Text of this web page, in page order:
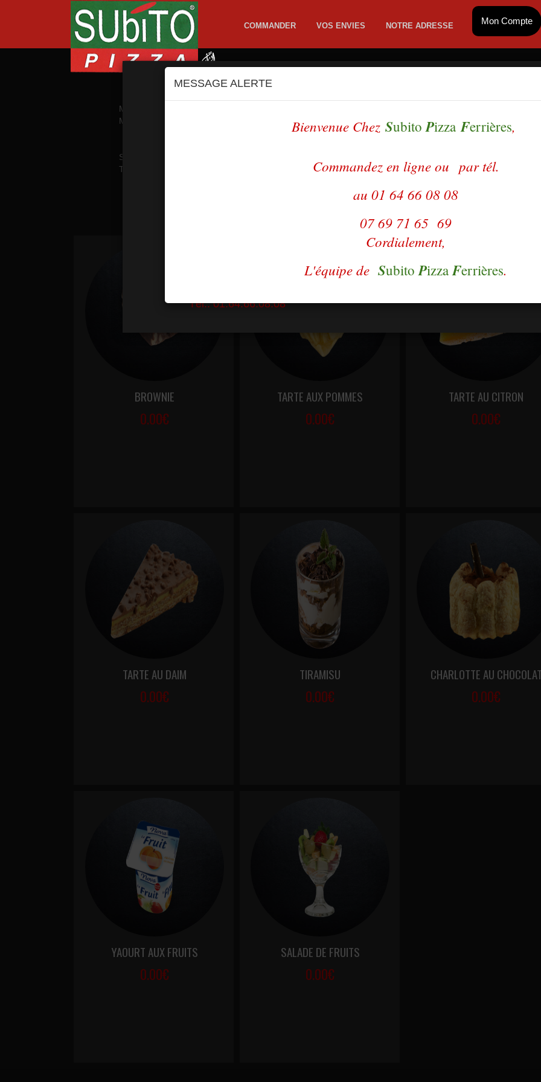
COMMANDER VOS ENVIES NOTRE ADRESSE Mon Compte
MENUS MIDI
MENUS PROMOS
PIZZAS CREME FRAICHE
HAMBURGERS
PATES
SANDWICHS SOUFFLES
TEX MEX
BOISSONS
DESSERTS
BROWNIE
0.00€
TARTE AUX POMMES
0.00€
TARTE AU CITRON
0.00€
TARTE AU DAIM
0.00€
TIRAMISU
0.00€
CHARLOTTE AU
0.00€
YAOURT AUX FRUITS
0.00€
SALADE DE FRUITS
0.00€
MESSAGE ALERTE